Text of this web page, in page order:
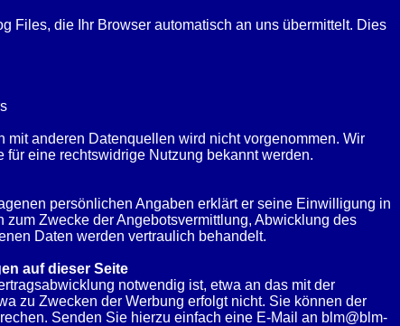
Files, die Ihr Browser automatisch an uns übermittelt. Dies
anderen Datenquellen wird nicht vorgenommen. Wir
eine rechtswidrige Nutzung bekannt werden.
persönlichen Angaben erklärt er seine Einwilligung in
Zwecke der Angebotsvermittlung, Abwicklung des
Daten werden vertraulich behandelt.
auf dieser Seite
notwendig ist, etwa an das mit der
zu Zwecken der Werbung erfolgt nicht. Sie können der
Senden Sie hierzu einfach eine E-Mail an blm@blm-